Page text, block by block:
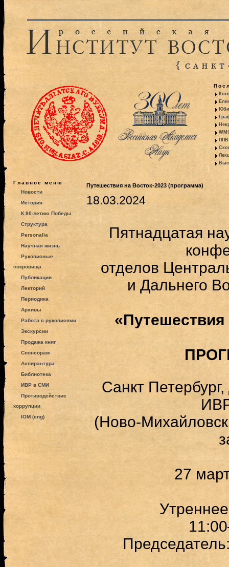
ППВ
Главное меню
Новости
История
К 80-летию Победы
Структура
Personalia
Научная жизнь
Рукописные
сокровища
Публикации
Лекторий
Периодика
Архивы
Работа с рукописями
Экскурсии
Продажа книг
Спонсорам
Аспирантура
Библиотека
ИВР в СМИ
Противодействие
коррупции
IOM (eng)
Путешествия на Восток-2023 (программа)
18.03.2024
Пятнадцатая
отделов
и Дальнего
«Путешествия
Санкт
(Ново-
27